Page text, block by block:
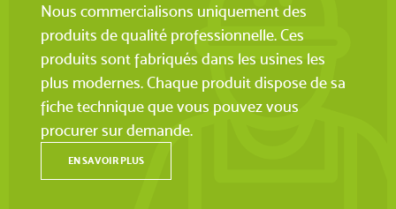
Nous commercialisons uniquement des
produits de qualité professionnelle. Ces
produits sont fabriqués dans les usines les
plus modernes. Chaque produit dispose de sa
fiche technique que vous pouvez vous
procurer sur demande.
EN SAVOIR PLUS